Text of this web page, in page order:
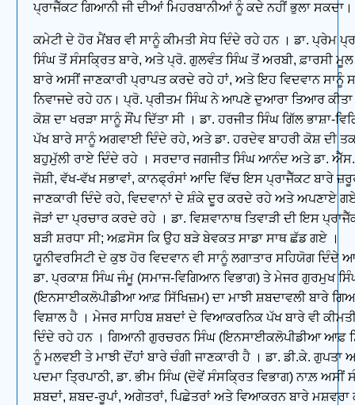
ਪ੍ਰਾਜੈੱਕਟ ਗਿਆਨੀ ਜੀ ਦੀਆਂ ਮਿਹਰਬਾਨੀਆਂ ਨੂੰ ਕਦੇ ਨਹੀਂ ਭੁਲਾ ਸਕਦਾ।
ਕਮੇਟੀ ਦੇ ਹੋਰ ਮੈਂਬਰ ਵੀ ਸਾਨੂੰ ਕੀਮਤੀ ਸੇਧ ਦਿੰਦੇ ਰਹੇ ਹਨ । ਡਾ. ਪ੍ਰੇਮ
ਸਿੰਘ ਤੋਂ ਸੰਸਕ੍ਰਿਤ ਬਾਰੇ, ਅਤੇ ਪ੍ਰੋ. ਗੁਲਵੰਤ ਸਿੰਘ ਤੋਂ ਅਰਬੀ, ਫ਼ਾਰਸੀ
ਬਾਰੇ ਅਸੀਂ ਜਾਣਕਾਰੀ ਪ੍ਰਾਪਤ ਕਰਦੇ ਰਹੇ ਹਾਂ, ਅਤੇ ਇਹ ਵਿਦਵਾਨ ਸਾਨੂੰ
ਨਿਵਾਜਦੇ ਰਹੇ ਹਨ। ਪ੍ਰੋ. ਪ੍ਰੀਤਮ ਸਿੰਘ ਨੇ ਆਪਣੇ ਦੁਆਰਾ ਤਿਆਰ
ਕੋਸ਼ ਦਾ ਖਰੜਾ ਸਾਨੂੰ ਸੌਂਪ ਦਿੱਤਾ ਸੀ । ਡਾ. ਹਰਜੀਤ ਸਿੰਘ ਗਿੱਲ ਭਾਸ਼ਾ-
ਪੱਖ ਬਾਰੇ ਸਾਨੂੰ ਅਗਵਾਈ ਦਿੰਦੇ ਰਹੇ, ਅਤੇ ਡਾ. ਹਰਦੇਵ ਬਾਹਰੀ ਕੋਸ਼ ਦੀ
ਬਹੁਮੁੱਲੀ ਰਾਏ ਦਿੰਦੇ ਰਹੇ । ਸਰਦਾਰ ਜਗਜੀਤ ਸਿੰਘ ਆਨੰਦ ਅਤੇ ਡਾ.
ਜੋਸ਼ੀ, ਵੱਖ-ਵੱਖ ਸਭਾਵਾਂ, ਕਾਨਫ੍ਰੰਸਾਂ ਆਦਿ ਵਿੱਚ ਇਸ ਪ੍ਰਾਜੈੱਕਟ ਬਾਰੇ
ਜਾਣਕਾਰੀ ਦਿੰਦੇ ਰਹੇ, ਵਿਦਵਾਨਾਂ ਦੇ ਸ਼ੰਕੇ ਦੂਰ ਕਰਦੇ ਰਹੇ ਅਤੇ ਅਪਣਾਏ
ਜੋੜਾਂ ਦਾ ਪ੍ਰਚਾਰ ਕਰਦੇ ਰਹੇ । ਡਾ. ਵਿਸ਼ਵਾਨਾਥ ਤਿਵਾੜੀ ਦੀ ਇਸ
ਬੜੀ ਸ਼ਰਧਾ ਸੀ; ਅਫ਼ਸੋਸ ਕਿ ਉਹ ਬੜੇ ਬੇਵਕਤ ਸਾਡਾ ਸਾਥ ਛੱਡ ਗਏ ।
ਯੂਨੀਵਰਸਿਟੀ ਦੇ ਕੁਝ ਹੋਰ ਵਿਦਵਾਨ ਵੀ ਸਾਨੂੰ ਲਗਾਤਾਰ ਸਹਿਯੋਗ ਦਿੰਦੇ
ਡਾ. ਪ੍ਰਕਾਸ਼ ਸਿੰਘ ਜੰਮੂ (ਸਮਾਜ-ਵਿਗਿਆਨ ਵਿਭਾਗ) ਤੇ ਮੇਜਰ ਗੁਰਮੁਖ
(ਇਨਸਾਈਕਲੋਪੀਡੀਆ ਆਫ਼ ਸਿੱਖਿਜ਼ਮ) ਦਾ ਮਾਝੀ ਸ਼ਬਦਾਵਲੀ ਬਾਰੇ
ਵਿਸ਼ਾਲ ਹੈ । ਮੇਜਰ ਸਾਹਿਬ ਸ਼ਬਦਾਂ ਦੇ ਵਿਆਕਰਨਿਕ ਪੱਖ ਬਾਰੇ ਵੀ
ਦਿੰਦੇ ਰਹੇ ਹਨ । ਗਿਆਨੀ ਗੁਰਚਰਨ ਸਿੰਘ (ਇਨਸਾਈਕਲੋਪੀਡੀਆ ਆਫ਼
ਨੂੰ ਮਲਵਈ ਤੇ ਮਾਝੀ ਦੋਂਹਾਂ ਬਾਰੇ ਚੰਗੀ ਜਾਣਕਾਰੀ ਹੈ । ਡਾ. ਡੀ.ਕੇ. ਗੁਪਤਾ
ਪਦਮਾ ਤ੍ਰਿਪਾਠੀ, ਡਾ. ਭੀਮ ਸਿੰਘ (ਦੋਵੇਂ ਸੰਸਕ੍ਰਿਤ ਵਿਭਾਗ) ਨਾਲ਼ ਅਸੀਂ
ਸ਼ਬਦਾਂ, ਸ਼ਬਦ-ਰੂਪਾਂ, ਅਗੇਤਰਾਂ, ਪਿਛੇਤਰਾਂ ਅਤੇ ਵਿਆਕਰਨ ਬਾਰੇ